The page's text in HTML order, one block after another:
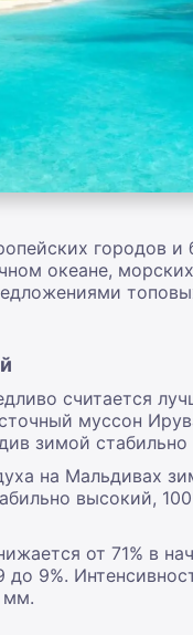
городов
океане,
считается
муссон
зимой
на Мальдивах
высокий,
от 71% в
9%.
мм.